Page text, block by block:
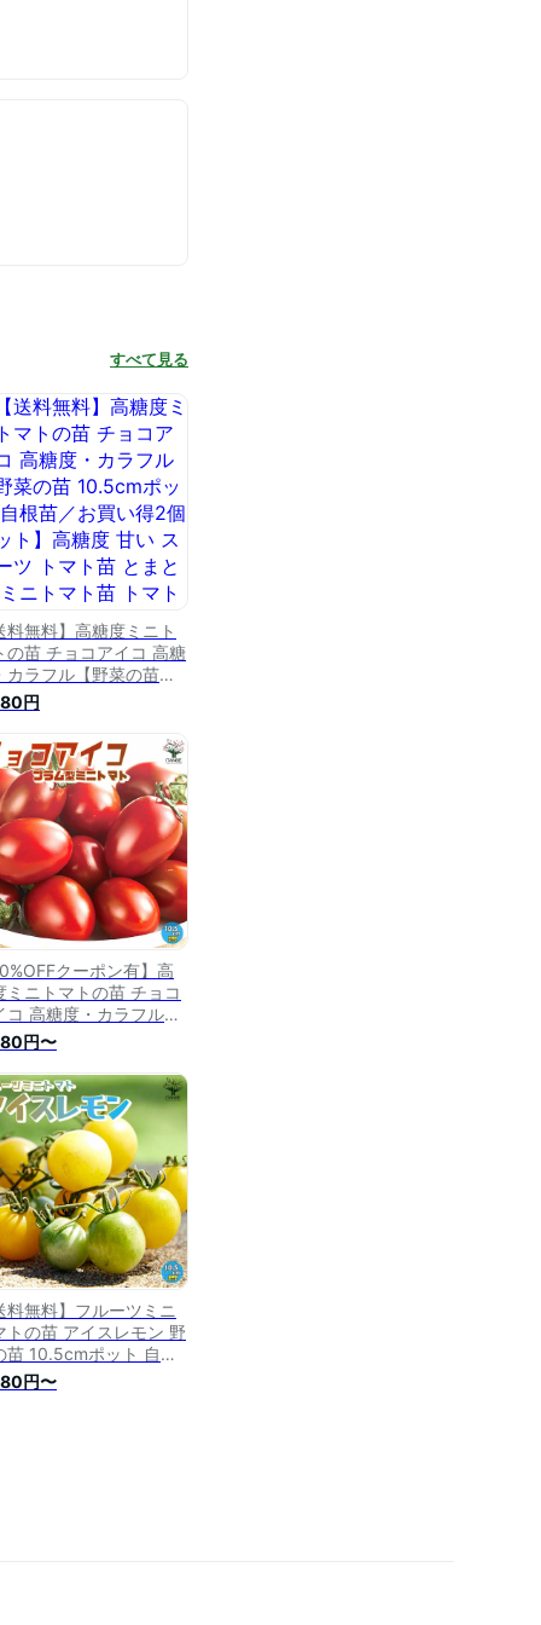
すべて見る
料無料】高糖度ミニト
の苗 チョコアイコ 高糖
カラフル【野菜の苗
ポット 自根苗／お
得2個セット】高糖度
スイーツ トマト苗 と
苗 ミニトマト苗 トマト
プチトマト ガーデニン
庭菜園 ベランダ菜園
円
クーポン有】高
ミニトマトの苗 チョコ
コ 高糖度・カラフル
菜の苗 10.5cmポット
苗】高糖度 甘い スイー
マト苗 とまと苗 ミニ
ト苗 トマトの苗 プチト
ガーデニング 家庭菜園
ンダ菜園
円〜
料無料】フルーツミニ
トの苗 アイスレモン 野
苗 10.5cmポット 自根
ルーツトマト 高糖度
ト苗 とまと苗 ミニトマ
円〜